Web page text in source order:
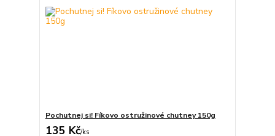
Pochutnej si! Fíkovo ostružinové chutney 150g
135 Kč/ks